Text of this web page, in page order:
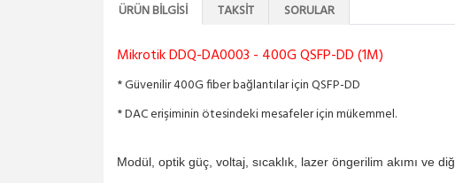
ÜRÜN BILGISI TAKSIT SORULAR
Mikrotik DDQ-DA0003 - 400G QSFP-DD (1M)
* Güvenilir 400G fiber bağlantılar için QSFP-DD
* DAC erişiminin ötesindeki mesafeler için mükemmel.
Modül, optik güç, voltaj, sıcaklık, lazer öngerilim akımı ve